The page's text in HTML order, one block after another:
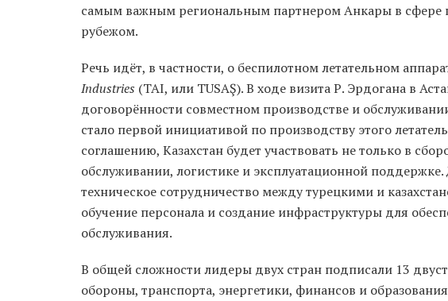
самым важным региональным партнером Анкары в сфере
рубежом.
Речь идёт, в частности, о беспилотном летательном
Industries (TAI, или TUSAŞ). В ходе визита Р. Эрдогана в
договорённости совместном производстве и
стало первой инициативой по производству этого
соглашению, Казахстан будет участвовать не только в
обслуживании, логистике и эксплуатационной
техническое сотрудничество между турецкими и
обучение персонала и создание инфраструктуры для
обслуживания.
В общей сложности лидеры двух стран подписали 13
обороны, транспорта, энергетики, финансов и